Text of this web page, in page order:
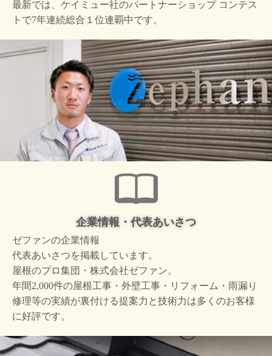
最新では、ケイミュー社のパートナーショップ コンテス
トで7年連続総合１位連覇中です。
企業情報・代表あいさつ
ゼファンの企業情報
代表あいさつを掲載しています。
屋根のプロ集団・株式会社ゼファン。
年間2,000件の屋根工事・外壁工事・リフォーム・雨漏り
修理等の実績が裏付ける提案力と技術力は多くのお客様
に好評です。